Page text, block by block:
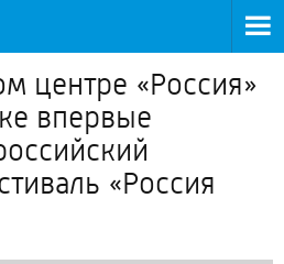
центре «Россия»
впервые
«Россия